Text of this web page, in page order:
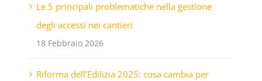
Le 5 principali problematiche nella gestione
degli accessi nei cantieri
18 Febbraio 2026
Riforma dell’Edilizia 2025: cosa cambia per